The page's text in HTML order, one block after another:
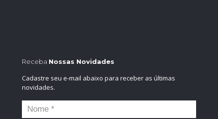
Receba Nossas Novidades
Cadastre seu e-mail abaixo para receber as últimas
novidades.